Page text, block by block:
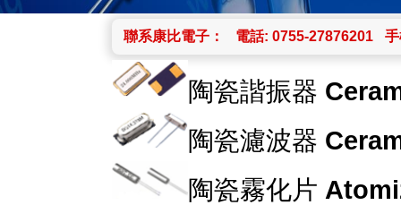
聯系康比電子： 電話: 0755-27876201
陶瓷諧振器
陶瓷濾波器
陶瓷霧化片